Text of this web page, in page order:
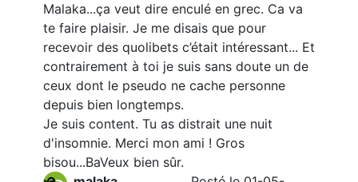
Malaka...ça veut dire enculé en grec. Ca va
te faire plaisir. Je me disais que pour
recevoir des quolibets c’était intéressant... Et
contrairement à toi je suis sans doute un de
ceux dont le pseudo ne cache personne
depuis bien longtemps.
Je suis content. Tu as distrait une nuit
d'insomnie. Merci mon ami ! Gros
bisou...BaVeux bien sûr.